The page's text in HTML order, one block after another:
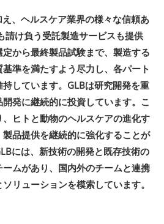
、ヘルスケア業界の様々な信頼あ
請け負う受託製造サービスも提供
から最終製品試験まで、製造する
準を満たすよう尽力し、各パート
しています。GLBは研究開発を重
発に継続的に投資しています。こ
ヒトと動物のヘルスケアの進化す
品提供を継続的に強化することが
には、新技術の開発と既存技術の
ムがあり、国内外のチームと連携
リューションを模索しています。